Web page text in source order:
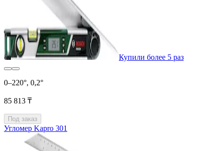
Купили более 5 раз
0–220°, 0,2°
85 813 ₸
Под заказ
Угломер Kapro 301